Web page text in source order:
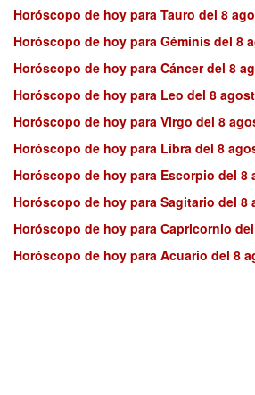
Horóscopo de hoy para Tauro del 8
Horóscopo de hoy para Géminis del 8
Horóscopo de hoy para Cáncer del 8
Horóscopo de hoy para Leo del 8
Horóscopo de hoy para Virgo del 8
Horóscopo de hoy para Libra del 8
Horóscopo de hoy para Escorpio del 8
Horóscopo de hoy para Sagitario del 8
Horóscopo de hoy para Capricornio
Horóscopo de hoy para Acuario del 8